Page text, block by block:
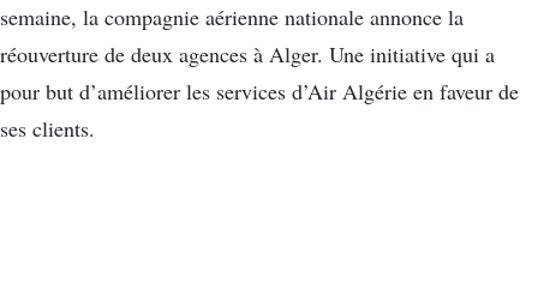
semaine, la compagnie aérienne nationale annonce la
réouverture de deux agences à Alger. Une initiative qui a
pour but d’améliorer les services d’Air Algérie en faveur de
ses clients.